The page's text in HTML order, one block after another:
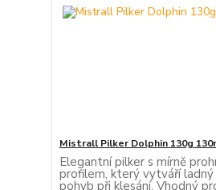
Mistrall Pilker Dolphin 130g
Elegantní pilker s mírně
profilem, který vytváří
pohyb při klesání. Vhodný